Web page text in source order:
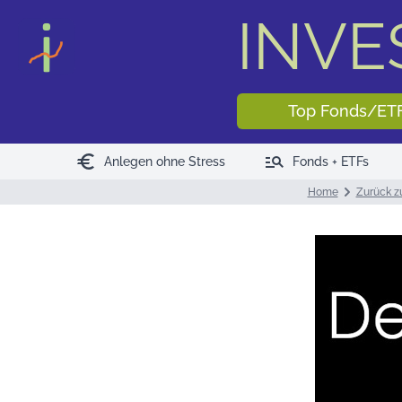
Top Fonds/
euro Anlegen ohne Stress manage_search Fonds + ETFs
Home Zurück